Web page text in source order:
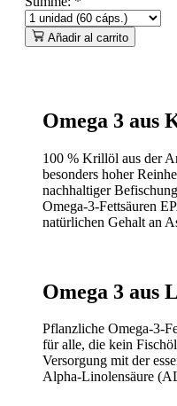
Añadir al carrito
Omega 3 aus
100 % Krillöl aus der
besonders hoher
nachhaltiger
Omega-3-Fettsäuren
natürlichen Gehalt an
Omega 3 aus
Pflanzliche Omega-3-
für alle, die kein
Versorgung mit der
Alpha-Linolensäure